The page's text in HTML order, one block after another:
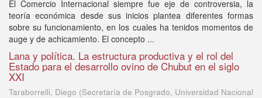
El Comercio Internacional siempre fue eje de controversia, la
teoría económica desde sus inicios plantea diferentes formas
sobre su funcionamiento, en los cuales ha tenidos momentos de
auge y de achicamiento. El concepto ...
Lana y política. La estructura productiva y el rol del
Estado para el desarrollo ovino de Chubut en el siglo
XXI
Taraborrelli, Diego (Secretaría de Posgrado, Universidad Nacional